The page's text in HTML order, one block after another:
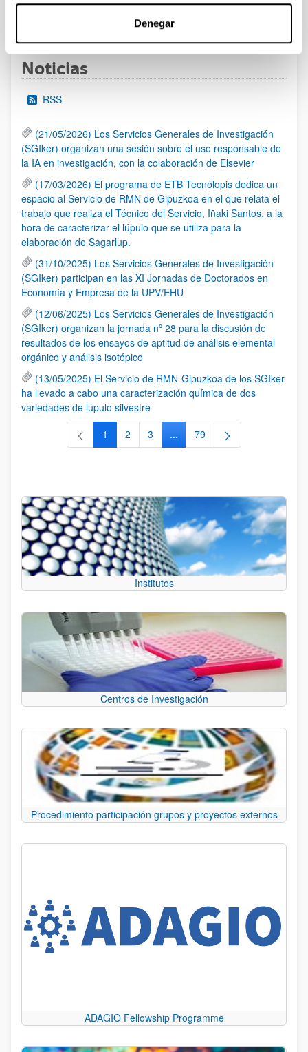
Denegar
Páginas intermedias Use TAB para desplazarse.
PáginaPágina
Noticias
RSS
(21/05/2026) Los Servicios Generales de Investigación
(SGIker) organizan una sesión sobre el uso responsable de
la IA en investigación, con la colaboración de Elsevier
(17/03/2026) El programa de ETB Tecnólopis dedica un
espacio al Servicio de RMN de Gipuzkoa en el que relata el
trabajo que realiza el Técnico del Servicio, Iñaki Santos, a la
hora de caracterizar el lúpulo que se utiliza para la
elaboración de Sagarlup.
(31/10/2025) Los Servicios Generales de Investigación
(SGIker) participan en las XI Jornadas de Doctorados en
Economía y Empresa de la UPV/EHU
(12/06/2025) Los Servicios Generales de Investigación
(SGIker) organizan la jornada nº 28 para la discusión de
resultados de los ensayos de aptitud de análisis elemental
orgánico y análisis isotópico
(13/05/2025) El Servicio de RMN-Gipuzkoa de los SGIker
ha llevado a cabo una caracterización química de dos
variedades de lúpulo silvestre
Página
1 Página
2 Página
3 ...Páginas intermedias Use TAB
Página
79
Institutos
Centros de Investigación
Procedimiento participación grupos y proyectos externos
ADAGIO Fellowship Programme